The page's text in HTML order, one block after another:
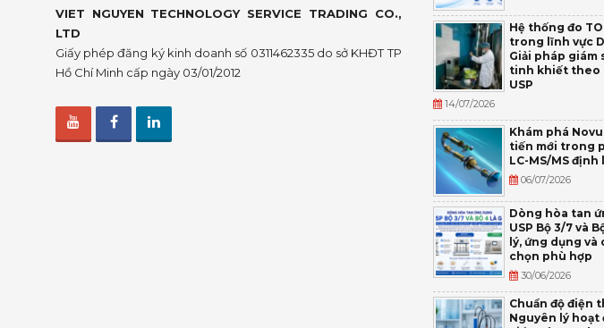
VIET NGUYEN TECHNOLOGY SERVICE TRADING CO.,
LTD
Giấy phép đăng ký kinh doanh số 0311462335 do sở KHĐT TP
Hồ Chí Minh cấp ngày 03/01/2012
Hệ thống đo
trong lĩnh vực
Giải pháp giám
tinh khiết theo
USP
14/07/2026
Khám phá
tiến mới trong
LC-MS/MS định
06/07/2026
Dòng hòa tan
USP Bộ 3/7 và
lý, ứng dụng và
chọn phù hợp
30/06/2026
Chuẩn độ điện
Nguyên lý hoạt